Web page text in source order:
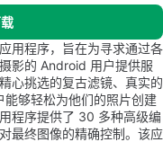
用程序，旨在为寻求通过各
影的 Android 用户提供服
心挑选的复古滤镜、真实的
够轻松为他们的照片创建
程序提供了 30 多种高级编
最终图像的精确控制。该应